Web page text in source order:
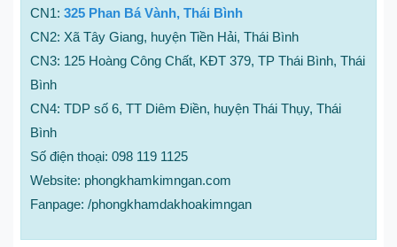
CN1: 325 Phan Bá Vành, Thái Bình
CN2: Xã Tây Giang, huyện Tiền Hải, Thái Bình
CN3: 125 Hoàng Công Chất, KĐT 379, TP Thái Bình, Thái
Bình
CN4: TDP số 6, TT Diêm Điền, huyện Thái Thụy, Thái
Bình
Số điện thoại: 098 119 1125
Website: phongkhamkimngan.com
Fanpage: /phongkhamdakhoakimngan